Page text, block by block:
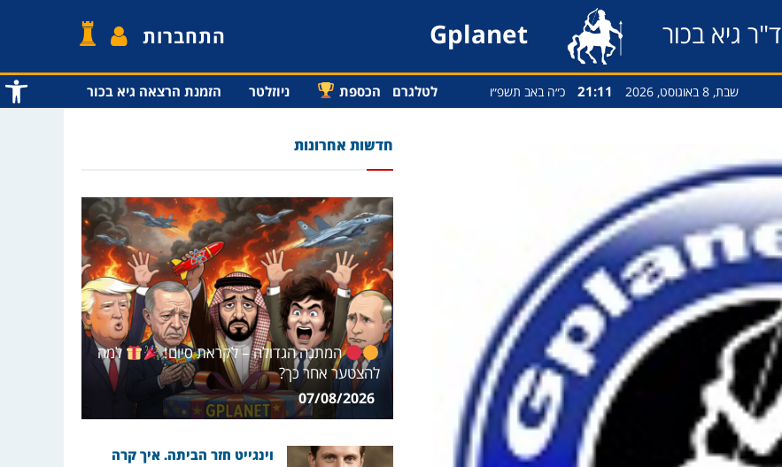
פתח
ד"ר גיא בכור Gplanet התחברות
שבת, 8 באוגוסט, 2026 21:11 כ״ה באב תשפ״ו לטלגרם הכספת ניוזלטר הזמנת הרצאה גיא בכור
חדשות אחרונות
המתנה הגדולה – לקראת סיום!
למה
להצטער אחר כך?
07/08/2026
וינגייט חזר הביתה. איך קרה